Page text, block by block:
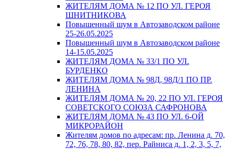
ЖИТЕЛЯМ ДОМА № 12 ПО УЛ. ГЕРОЯ
ШНИТНИКОВА
Повышенный шум в Автозаводском районе
25-26.05.2025
Повышенный шум в Автозаводском районе
14-15.05.2025
ЖИТЕЛЯМ ДОМА № 33/1 ПО УЛ.
БУРДЕНКО
ЖИТЕЛЯМ ДОМА № 98Д, 98Д/1 ПО ПР.
ЛЕНИНА
ЖИТЕЛЯМ ДОМА № 20, 22 ПО УЛ. ГЕРОЯ
СОВЕТСКОГО СОЮЗА САФРОНОВА
ЖИТЕЛЯМ ДОМА № 43 ПО УЛ. 6-ОЙ
МИКРОРАЙОН
Жителям домов по адресам: пр. Ленина д. 70,
72, 76, 78, 80, 82, пер. Райниса д. 1, 2, 3, 5, 7,